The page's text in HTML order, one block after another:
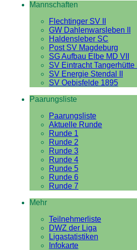
Mannschaften
Flechtinger SV II
GW Dahlenwarsleben II
Haldensleber SC
Post SV Magdeburg
SG Aufbau Elbe MD VII
SV Eintracht Tangerhütte II
SV Energie Stendal II
SV Oebisfelde 1895
Paarungsliste
Paarungsliste
Aktuelle Runde
Runde 1
Runde 2
Runde 3
Runde 4
Runde 5
Runde 6
Runde 7
Mehr
Teilnehmerliste
DWZ der Liga
Ligastatistiken
Infokarte